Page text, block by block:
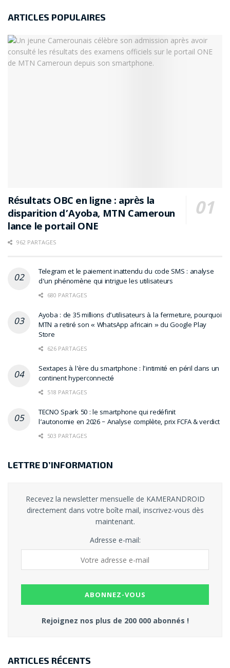
ARTICLES POPULAIRES
Résultats OBC en ligne : après la
disparition d’Ayoba, MTN Cameroun
lance le portail ONE
962 PARTAGES
Telegram et le paiement inattendu du code SMS : analyse
d’un phénomène qui intrigue les utilisateurs
680 PARTAGES
Ayoba : de 35 millions d’utilisateurs à la fermeture, pourquoi
MTN a retiré son « WhatsApp africain » du Google Play
Store
626 PARTAGES
Sextapes à l’ère du smartphone : l’intimité en péril dans un
continent hyperconnecté
518 PARTAGES
TECNO Spark 50 : le smartphone qui redéfinit
l’autonomie en 2026 – Analyse complète, prix FCFA & verdict
503 PARTAGES
LETTRE D’INFORMATION
Recevez la newsletter mensuelle de KAMERANDROID
directement dans votre boîte mail, inscrivez-vous dès
maintenant.
Adresse e-mail:
Rejoignez nos plus de 200 000 abonnés !
ARTICLES RÉCENTS